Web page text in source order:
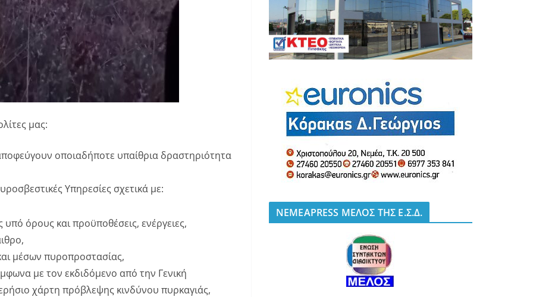
μας:
οποιαδήποτε υπαίθρια δραστηριότητα
Υπηρεσίες σχετικά με:
υπό όρους και προϋποθέσεις, ενέργειες,
μέσων πυροπροστασίας,
με τον εκδιδόμενο από την Γενική
χάρτη πρόβλεψης κινδύνου πυρκαγιάς,
NEMEAPRESS ΜΕΛΟΣ ΤΗΣ Ε.Σ.Δ.